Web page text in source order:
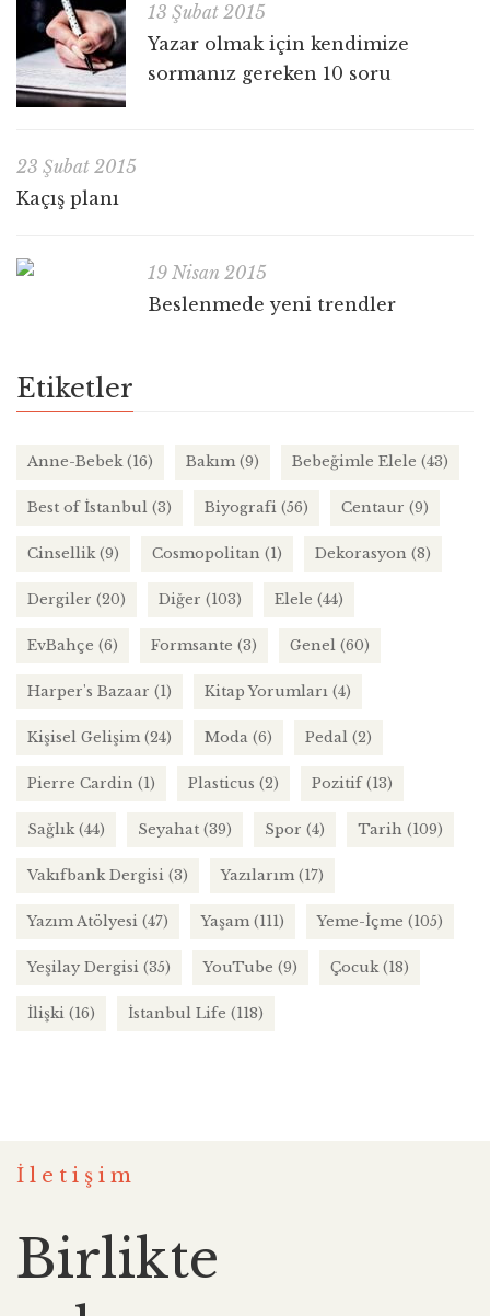
13 Şubat 2015
Yazar olmak için kendimize
sormanız gereken 10 soru
23 Şubat 2015
Kaçış planı
19 Nisan 2015
Beslenmede yeni trendler
Etiketler
Anne-Bebek(16) Bakım (9) Bebeğimle Elele (43)
Best of İstanbul (3) Biyografi (56) Centaur (9)
Cinsellik(9) Cosmopolitan (1) Dekorasyon (8)
Dergiler (20) Diğer (103) Elele (44)
EvBahçe (6) Formsante (3) Genel (60)
Harper's Bazaar (1) Kitap Yorumları (4)
Kişisel Gelişim (24) Moda (6) Pedal (2)
Pierre Cardin (1) Plasticus (2) Pozitif(13)
Sağlık(44) Seyahat (39) Spor (4) Tarih (109)
Vakıfbank Dergisi (3) Yazılarım (17)
Yazım Atölyesi (47) Yaşam (111) Yeme-İçme (105)
Yeşilay Dergisi (35) YouTube (9) Çocuk(18)
İlişki (16) İstanbul Life (118)
İletişim
Birlikte